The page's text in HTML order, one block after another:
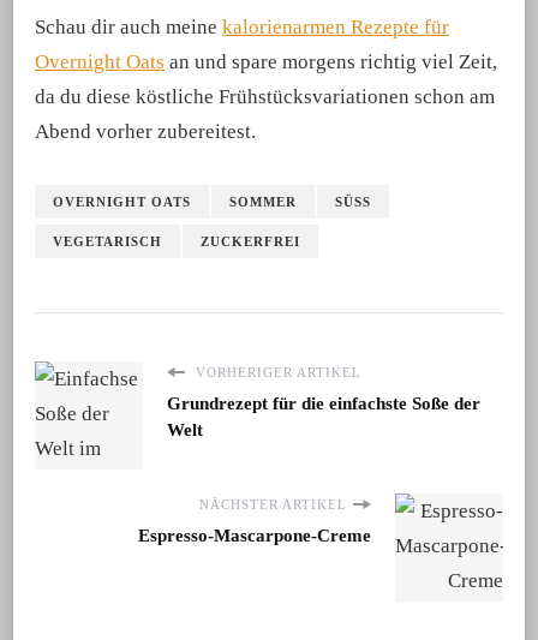
Schau dir auch meine kalorienarmen Rezepte für
Overnight Oats an und spare morgens richtig viel Zeit,
da du diese köstliche Frühstücksvariationen schon am
Abend vorher zubereitest.
OVERNIGHT OATS SOMMER SÜSS
VEGETARISCH ZUCKERFREI
VORHERIGER ARTIKEL
Grundrezept für die einfachste Soße der
Welt
NÄCHSTER ARTIKEL
Espresso-Mascarpone-Creme